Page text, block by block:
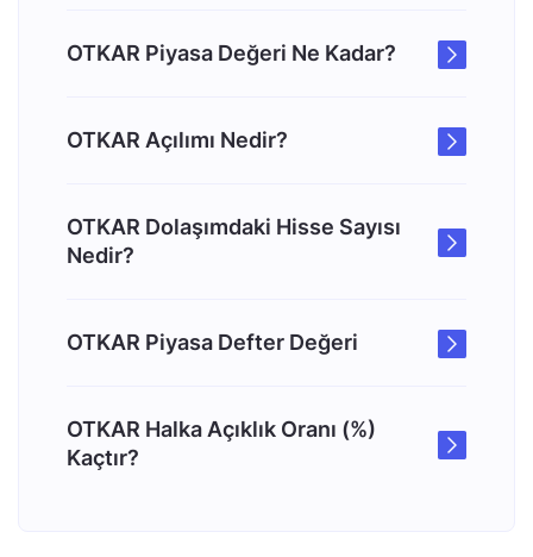
OTKAR Piyasa Değeri Ne Kadar?
OTKAR Açılımı Nedir?
OTKAR Dolaşımdaki Hisse Sayısı
Nedir?
OTKAR Piyasa Defter Değeri
OTKAR Halka Açıklık Oranı (%)
Kaçtır?